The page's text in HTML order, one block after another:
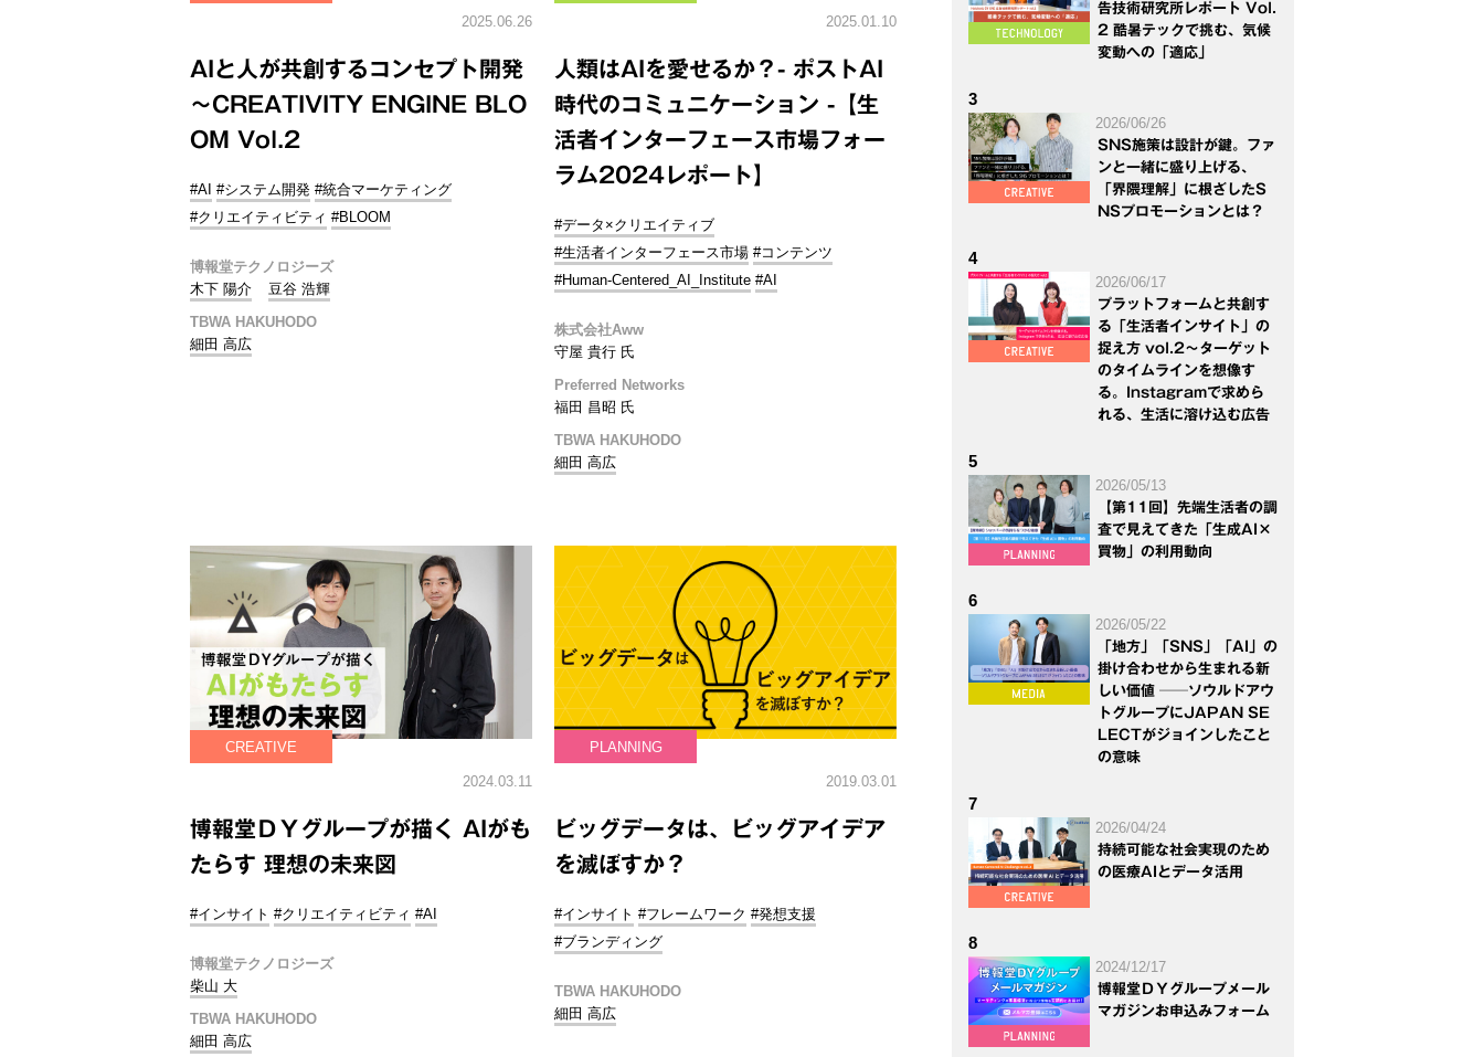
2025.06.26
AIと人が共創するコンセプト開発
～CREATIVITY ENGINE BLO
OM Vol.2
#AI #システム開発 #統合マーケティング
#クリエイティビティ #BLOOM
博報堂テクノロジーズ
木下 陽介
豆谷 浩輝
TBWA HAKUHODO
細田 高広
2025.01.10
人類はAIを愛せるか？- ポストAI
時代のコミュニケーション -【生
活者インターフェース市場フォー
ラム2024レポート】
#データ×クリエイティブ
#生活者インターフェース市場 #コンテンツ
#Human-Centered_AI_Institute #AI
株式会社Aww
守屋 貴行 氏
Preferred Networks
福田 昌昭 氏
TBWA HAKUHODO
細田 高広
CREATIVE
2024.03.11
博報堂ＤＹグループが描く AIがも
たらす 理想の未来図
#インサイト #クリエイティビティ #AI
博報堂テクノロジーズ
柴山 大
TBWA HAKUHODO
細田 高広
PLANNING
2019.03.01
ビッグデータは、ビッグアイデア
を滅ぼすか？
#インサイト #フレームワーク #発想支援
#ブランディング
TBWA HAKUHODO
細田 高広
告技術研究所レポート Vol.
2 酷暑テックで挑む、気候
変動への「適応」
3
2026/06/26
SNS施策は設計が鍵。ファ
ンと一緒に盛り上げる、
「界隈理解」に根ざしたS
NSプロモーションとは？
4
2026/06/17
プラットフォームと共創す
る「生活者インサイト」の
捉え方 vol.2～ターゲット
のタイムラインを想像す
る。Instagramで求めら
れる、生活に溶け込む広告
5
2026/05/13
【第11回】先端生活者の調
査で見えてきた「生成AI×
買物」の利用動向
6
2026/05/22
「地方」「SNS」「AI」の
掛け合わせから生まれる新
しい価値 ──ソウルドアウ
トグループにJAPAN SE
LECTがジョインしたこと
の意味
7
2026/04/24
持続可能な社会実現のため
の医療AIとデータ活用
8
2024/12/17
博報堂ＤＹグループメール
マガジンお申込みフォーム